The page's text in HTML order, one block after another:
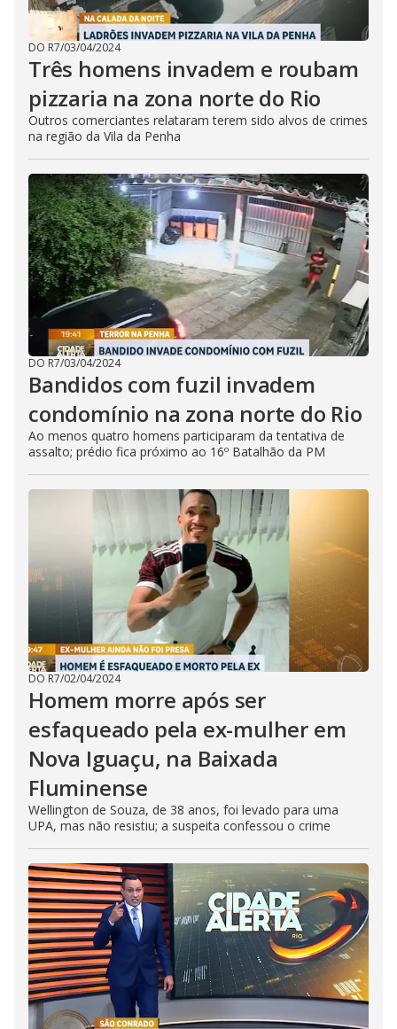
DO R7/03/04/2024
Três homens invadem e roubam
pizzaria na zona norte do Rio
Outros comerciantes relataram terem sido alvos de crimes
na região da Vila da Penha
DO R7/03/04/2024
Bandidos com fuzil invadem
condomínio na zona norte do Rio
Ao menos quatro homens participaram da tentativa de
assalto; prédio fica próximo ao 16º Batalhão da PM
DO R7/02/04/2024
Homem morre após ser
esfaqueado pela ex-mulher em
Nova Iguaçu, na Baixada
Fluminense
Wellington de Souza, de 38 anos, foi levado para uma
UPA, mas não resistiu; a suspeita confessou o crime